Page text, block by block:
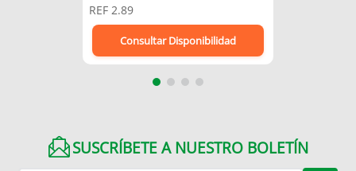
REF 2.89
Consultar Disponibilidad
SUSCRÍBETE A NUESTRO BOLETÍN